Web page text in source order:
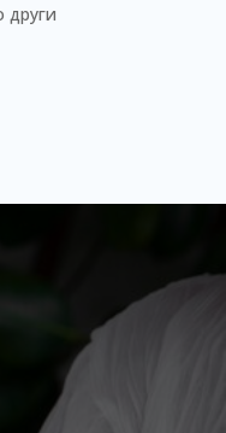
други